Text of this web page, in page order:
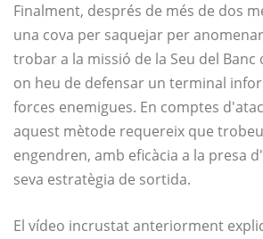
Finalment, després de més de dos
una cova per saquejar per
trobar a la missió de la Seu del Banc
on heu de defensar un terminal
forces enemigues. En comptes
aquest mètode requereix que
engendren, amb eficàcia a la presa
seva estratègia de sortida.
El vídeo incrustat anteriorment